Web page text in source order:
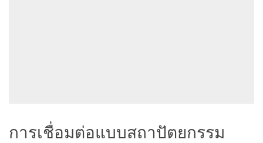
การเชื่อมต่อแบบสถาปัตยกรรม